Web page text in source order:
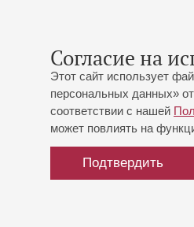
Согласие на
Этот сайт использует
персональных данных»
соответствии с нашей
может повлиять на
Подтвердить